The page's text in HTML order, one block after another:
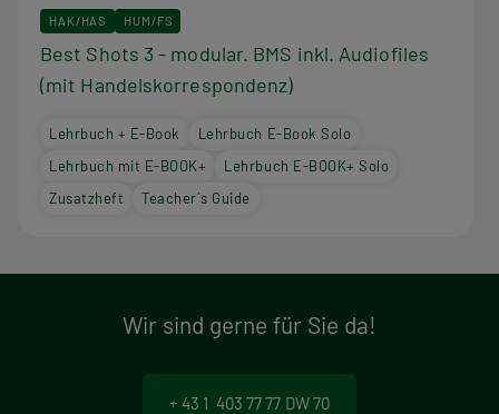
HAK/HAS HUM/FS
Best Shots 3 - modular. BMS inkl. Audiofiles
(mit Handelskorrespondenz)
Lehrbuch + E-Book
Lehrbuch E-Book Solo
Lehrbuch mit E-BOOK+
Lehrbuch E-BOOK+ Solo
Zusatzheft
Teacher´s Guide
Wir sind gerne für Sie da!
+ 43 1 403 77 77 DW 70